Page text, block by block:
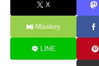
X
Misskey
LINE